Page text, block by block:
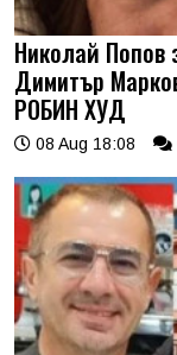
Николай Попов
Димитър
РОБИН ХУД
08 Aug 18:08